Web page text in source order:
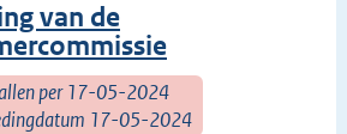
van de
per 17-05-2024
17-05-2024